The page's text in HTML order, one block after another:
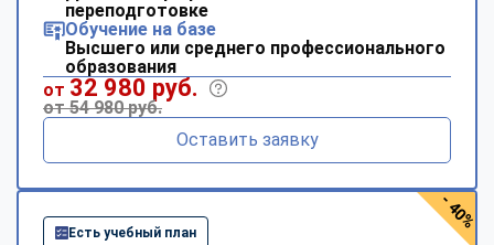
переподготовке
Обучение на базе
Высшего или среднего профессионального
образования
от 32 980 руб.
от 54 980 руб.
Оставить заявку
Есть учебный план
- 40%